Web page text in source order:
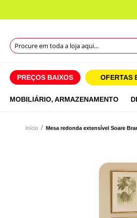
PREÇOS BAIXOS OFERTAS
MOBILIÁRIO, ARMAZENAMENTO
Início Mesa redonda extensível Soare